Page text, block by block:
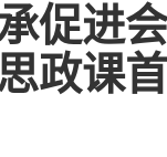
促进
政课